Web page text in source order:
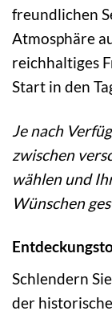
freundlichen
Atmosphäre
reichhaltiges
Start in den
Je nach
zwischen
wählen und
Wünschen
Schlendern
der